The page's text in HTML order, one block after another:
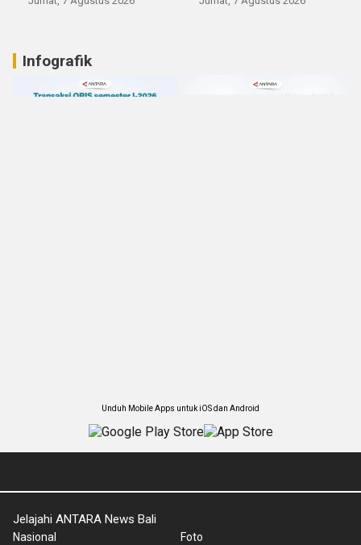
Infografik
Unduh Mobile Apps untuk iOS dan Android
Jelajahi ANTARA News Bali
Nasional
Foto